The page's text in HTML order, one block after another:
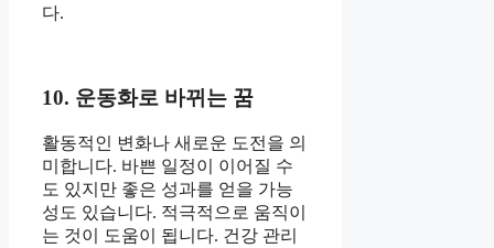
다.
10. 운동화로 바뀌는 꿈
활동적인 변화나 새로운 도전을 의
미합니다. 바쁜 일정이 이어질 수
도 있지만 좋은 성과를 얻을 가능
성도 있습니다. 적극적으로 움직이
는 것이 도움이 됩니다. 건강 관리